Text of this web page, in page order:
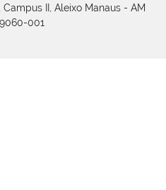
Campus II, Aleixo Manaus - AM
001